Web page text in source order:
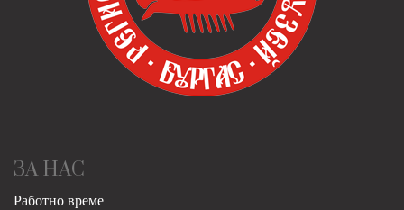
ЗА НАС
Работно време